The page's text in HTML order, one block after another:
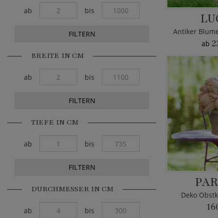
ab
Deko
ab bis
FILTERN
BREITE IN CM
ab bis
FILTERN
TIEFE IN CM
ab bis
FILTERN
DURCHMESSER IN CM
ab bis